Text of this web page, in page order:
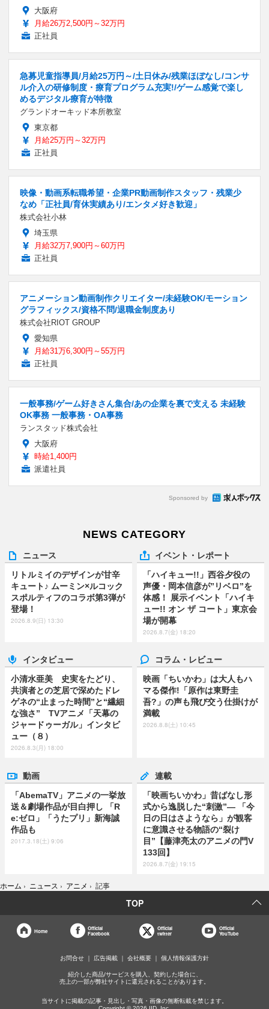
大阪府
月給26万2,500円～32万円
正社員
急募児童指導員/月給25万円～/土日休み/残業ほぼなし/コンサ
ル介入の研修制度・療育プログラム充実!/ゲーム感覚で楽し
めるデジタル療育が特徴
グランドオーキッド本所教室
東京都
月給25万円～32万円
正社員
映像・動画系転職希望・企業PR動画制作スタッフ・残業少
なめ「正社員/育休実績あり/エンタメ好き歓迎」
株式会社小林
埼玉県
月給32万7,900円～60万円
正社員
アニメーション動画制作クリエイター/未経験OK/モーション
グラフィックス/資格不問/退職金制度あり
株式会社RIOT GROUP
愛知県
月給31万6,300円～55万円
正社員
一般事務/ゲーム好きさん集合/あの企業を裏で支える 未経験
OK事務 一般事務・OA事務
ランスタッド株式会社
大阪府
時給1,400円
派遣社員
Sponsored by
NEWS CATEGORY
ニュース
リトルミイのデザインが甘辛
キュート♪ ムーミン×ルコック
スポルティフのコラボ第3弾が
登場！
2026.8.9(日) 13:30
イベント・レポート
「ハイキュー!!」西谷夕役の
声優・岡本信彦が”リベロ”を
体感！ 展示イベント「ハイキ
ュー!! オン ザ コート」東京会
場が開幕
2026.8.7(金) 18:20
インタビュー
小清水亜美 史実をたどり、
共演者との芝居で深めたドレ
ゲネの“止まった時間”と“繊細
な強さ” TVアニメ「天幕の
ジャードゥーガル」インタビ
ュー（８）
2026.8.3(月) 18:00
コラム・レビュー
映画「ちいかわ」は大人もハ
マる傑作!「原作は東野圭
吾?」の声も飛び交う仕掛けが
満載
2026.8.8(土) 10:45
動画
「AbemaTV」アニメの一挙放
送＆劇場作品が目白押し 「R
e:ゼロ」「うたプリ」新海誠
作品も
2017.3.18(土) 9:06
連載
「映画ちいかわ」昔ばなし形
式から逸脱した“刺激”― 「今
日の日はさようなら」が観客
に意識させる物語の“裂け
目”【藤津亮太のアニメの門V
133回】
2026.8.7(金) 19:15
ホーム › ニュース › アニメ › 記事
TOP
Home
Official
Facebook
Official
twitter
Official
YouTube
お問合せ 広告掲載 会社概要 個人情報保護方針
紹介した商品/サービスを購入、契約した場合に、
売上の一部が弊社サイトに還元されることがあります。
当サイトに掲載の記事・見出し・写真・画像の無断転載を禁じます。